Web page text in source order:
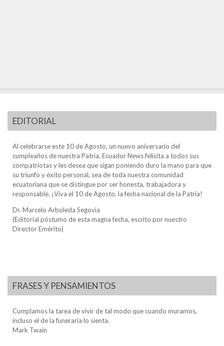
EDITORIAL
Al celebrarse este 10 de Agosto, un nuevo aniversario del
cumpleaños de nuestra Patria, Ecuador News felicita a todos sus
compatriotas y les desea que sigan poniendo duro la mano para que
su triunfo y éxito personal, sea de toda nuestra comunidad
ecuatoriana que se distingue por ser honesta, trabajadora y
responsable. ¡Viva el 10 de Agosto, la fecha nacional de la Patria!
Dr. Marcelo Arboleda Segovia
(Editorial póstumo de esta magna fecha, escrito por nuestro
Director Emérito)
FRASES Y PENSAMIENTOS
Cumplamos la tarea de vivir de tal modo que cuando muramos,
incluso el de la funeraria lo sienta.
Mark Twain